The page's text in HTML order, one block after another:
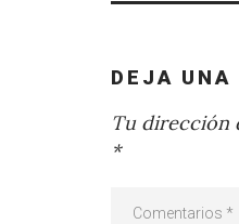
DEJA UNA
Tu dirección
*